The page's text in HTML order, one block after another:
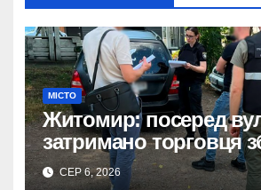
МІСТО
Житомир: посеред
затримано торговця
СЕР 6, 2026